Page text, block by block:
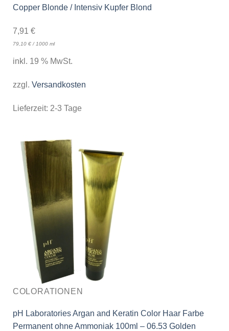
Copper Blonde / Intensiv Kupfer Blond
7,91 €
79,10 €/ 1000 ml
inkl. 19 % MwSt.
zzgl. Versandkosten
Lieferzeit: 2-3 Tage
COLORATIONEN
pH Laboratories Argan and Keratin Color Haar Farbe
Permanent ohne Ammoniak 100ml – 06.53 Golden